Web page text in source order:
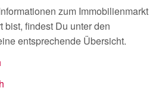
zum Immobilienmarkt
bist, findest Du unter den
entsprechende Übersicht.